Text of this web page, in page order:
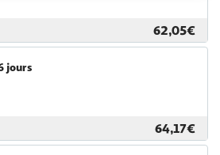
62,05€
jours
64,17€